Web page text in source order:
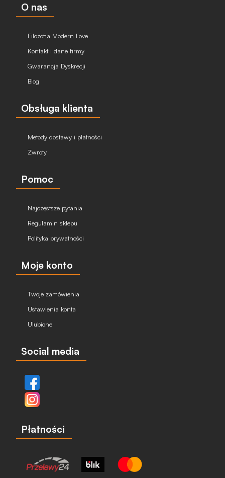
O nas
Filozofia Modern Love
Kontakt i dane firmy
Gwarancja Dyskrecji
Blog
Obsługa klienta
Metody dostawy i płatności
Zwroty
Pomoc
Najczęstsze pytania
Regulamin sklepu
Polityka prywatności
Moje konto
Twoje zamówienia
Ustawienia konta
Ulubione
Social media
Płatności